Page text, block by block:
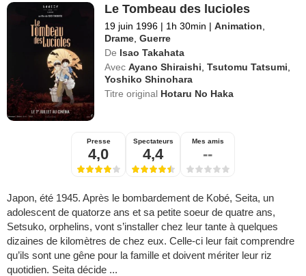
Le Tombeau des lucioles
19 juin 1996 | 1h 30min | Animation
Drame ,Guerre
De Isao Takahata
Avec Ayano Shiraishi ,Tsutomu Tatsumi
Yoshiko Shinohara
Titre original Hotaru No Haka
Presse
4,0
Spectateurs
4,4
Mes amis
--
Japon, été 1945. Après le bombardement de Kobé, Seita, un
adolescent de quatorze ans et sa petite soeur de quatre ans,
Setsuko, orphelins, vont s’installer chez leur tante à quelques
dizaines de kilomètres de chez eux. Celle-ci leur fait comprendre
qu’ils sont une gêne pour la famille et doivent mériter leur riz
quotidien. Seita décide ...